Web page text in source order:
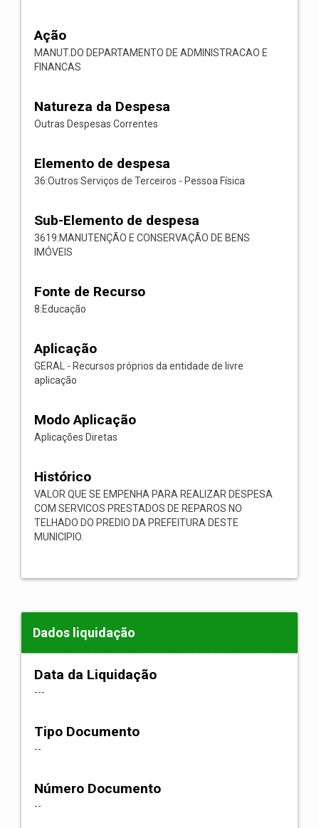
Ação
MANUT.DO DEPARTAMENTO DE ADMINISTRACAO E
FINANCAS
Natureza da Despesa
Outras Despesas Correntes
Elemento de despesa
36:Outros Serviços de Terceiros - Pessoa Física
Sub-Elemento de despesa
3619:MANUTENÇÃO E CONSERVAÇÃO DE BENS
IMÓVEIS
Fonte de Recurso
8:Educação
Aplicação
GERAL - Recursos próprios da entidade de livre
aplicação
Modo Aplicação
Aplicações Diretas
Histórico
VALOR QUE SE EMPENHA PARA REALIZAR DESPESA
COM SERVICOS PRESTADOS DE REPAROS NO
TELHADO DO PREDIO DA PREFEITURA DESTE
MUNICIPIO.
Dados liquidação
Data da Liquidação
---
Tipo Documento
--
Número Documento
--